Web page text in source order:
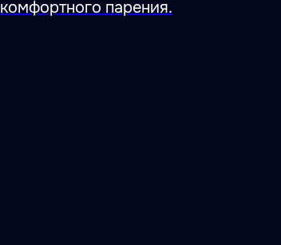
комфортного парения.